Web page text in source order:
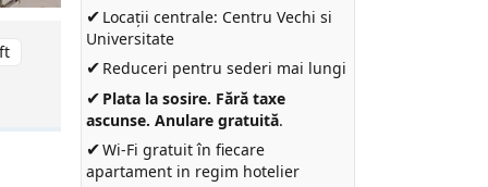
✔ Locații centrale: Centru Vechi si
Universitate
✔ Reduceri pentru sederi mai lungi
✔ Plata la sosire. Fără taxe
ascunse. Anulare gratuită.
✔Wi-Fi gratuit în fiecare
apartament in regim hotelier